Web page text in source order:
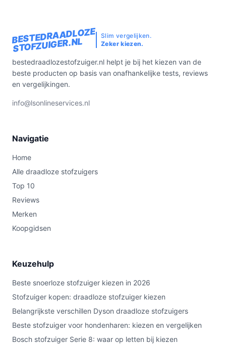
BESTEDRAADLOZE
STOFZUIGER.NL
Slim vergelijken.
Zeker kiezen.
bestedraadlozestofzuiger.nl helpt je bij het kiezen van de
beste producten op basis van onafhankelijke tests, reviews
en vergelijkingen.
info@lsonlineservices.nl
Navigatie
Home
Alle draadloze stofzuigers
Top 10
Reviews
Merken
Koopgidsen
Keuzehulp
Beste snoerloze stofzuiger kiezen in 2026
Stofzuiger kopen: draadloze stofzuiger kiezen
Belangrijkste verschillen Dyson draadloze stofzuigers
Beste stofzuiger voor hondenharen: kiezen en vergelijken
Bosch stofzuiger Serie 8: waar op letten bij kiezen